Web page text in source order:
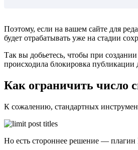
Поэтому, если на вашем сайте для
будет отрабатывать уже на стадии
Так вы добьетесь, чтобы при
происходила блокировка
Как ограничить число
К сожалению, стандартных
Но есть стороннее решение — плагин